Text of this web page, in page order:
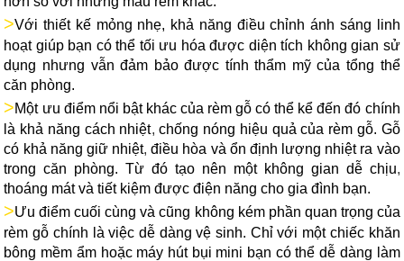
>Với thiết kế mỏng nhẹ, khả năng điều chỉnh ánh sáng linh
hoạt giúp bạn có thể tối ưu hóa được diện tích không gian sử
dụng nhưng vẫn đảm bảo được tính thẩm mỹ của tổng thể
căn phòng.
>Một ưu điểm nổi bật khác của rèm gỗ có thể kể đến đó chính
là khả năng cách nhiệt, chống nóng hiệu quả của rèm gỗ. Gỗ
có khả năng giữ nhiệt, điều hòa và ổn định lượng nhiệt ra vào
trong căn phòng. Từ đó tạo nên một không gian dễ chịu,
thoáng mát và tiết kiệm được điện năng cho gia đình bạn.
>Ưu điểm cuối cùng và cũng không kém phần quan trọng của
rèm gỗ chính là việc dễ dàng vệ sinh. Chỉ với một chiếc khăn
bông mềm ẩm hoặc máy hút bụi mini bạn có thể dễ dàng làm